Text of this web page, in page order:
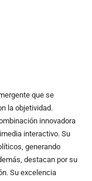
que se
la objetividad.
innovadora
interactivo. Su
generando
destacan por su
Su excelencia